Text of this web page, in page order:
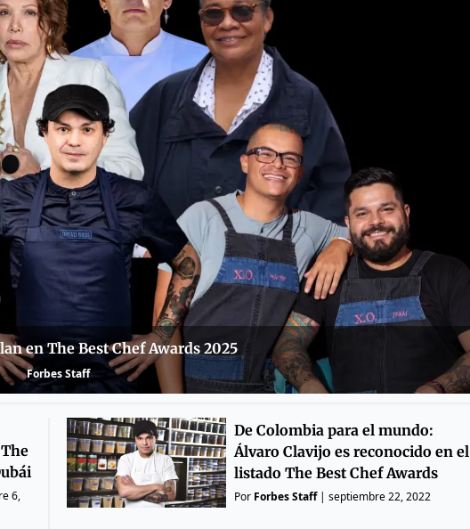
en The Best Chef Awards 2025
Forbes Staff
6,
De Colombia para el mundo:
Álvaro Clavijo es reconocido en el
listado The Best Chef Awards
Por Forbes Staff| septiembre 22, 2022